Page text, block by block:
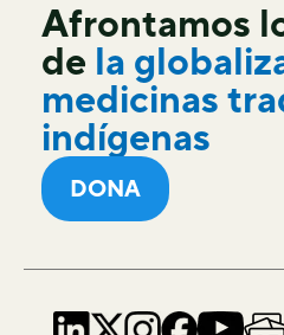
Afrontamos
de la
medicinas
indígenas
DONA